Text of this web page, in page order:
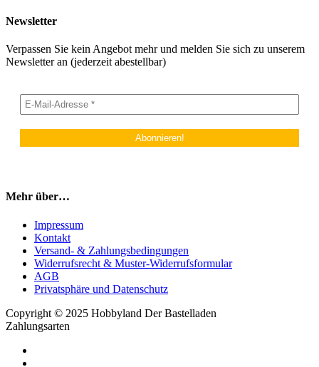
Newsletter
Verpassen Sie kein Angebot mehr und melden Sie sich zu unserem
Newsletter an (jederzeit abestellbar)
Mehr über…
Impressum
Kontakt
Versand- & Zahlungsbedingungen
Widerrufsrecht & Muster-Widerrufsformular
AGB
Privatsphäre und Datenschutz
Copyright © 2025 Hobbyland Der Bastelladen
Zahlungsarten